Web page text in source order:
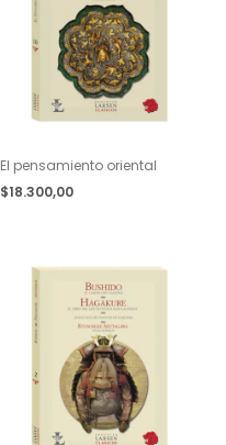
El pensamiento oriental
$18.300,00